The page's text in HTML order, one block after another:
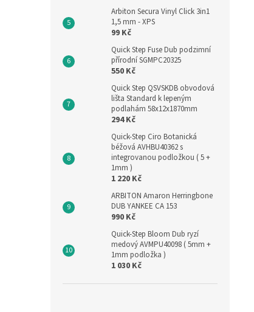
Arbiton Secura Vinyl Click 3in1
1,5 mm - XPS
99 Kč
Quick Step Fuse Dub podzimní
přírodní SGMPC20325
550 Kč
Quick Step QSVSKDB obvodová
lišta Standard k lepeným
podlahám 58x12x1870mm
294 Kč
Quick-Step Ciro Botanická
béžová AVHBU40362 s
integrovanou podložkou ( 5 +
1mm )
1 220 Kč
ARBITON Amaron Herringbone
DUB YANKEE CA 153
990 Kč
Quick-Step Bloom Dub ryzí
medový AVMPU40098 ( 5mm +
1mm podložka )
1 030 Kč